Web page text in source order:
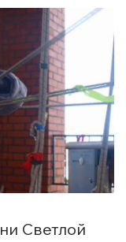
Светлой